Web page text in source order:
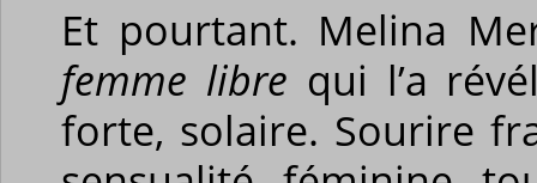
Et pourtant. Melina
femme libre qui l’a
forte, solaire. Sourire